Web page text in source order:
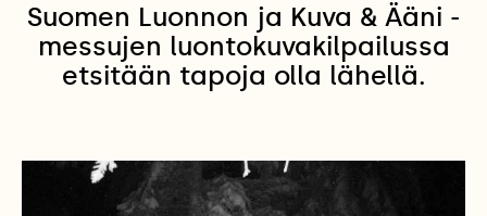
Suomen Luonnon ja Kuva & Ääni -
messujen luontokuvakilpailussa
etsitään tapoja olla lähellä.